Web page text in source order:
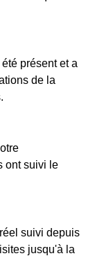
présent et a
de la
ont suivi le
suivi depuis
jusqu'à la